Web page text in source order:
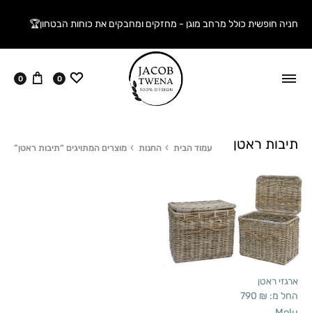
חניה חופשית כולל מרחב מוגן - מחזקים ומחבקים את כוחות הבטחון🏆
ווישליסט
0 עגלה
0
תיבות ראטן עמוד הבית החנות מוצרים המתויגים “תיבות ראטן”
ארגזי ראטן
החל מ: 790 ₪